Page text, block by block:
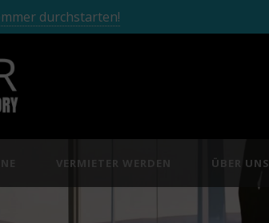
durchstarten!
VERMIETER WERDEN ÜBER UNS